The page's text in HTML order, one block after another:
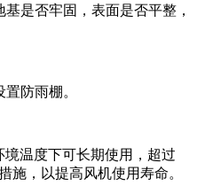
是否牢固，表面是否平整，
防雨棚。
温度下可长期使用，超过
施，以提高风机使用寿命。